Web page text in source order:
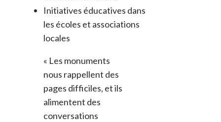
Initiatives éducatives dans
les écoles et associations
locales
« Les monuments
nous rappellent des
pages difficiles, et ils
alimentent des
conversations